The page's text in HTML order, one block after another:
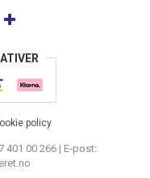
policy
401 00 266 | E-post: